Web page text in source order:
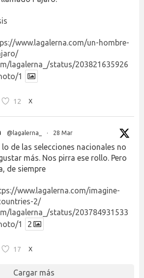
www.lagalerna.com/un-hombre-
lagalerna_/status/203821635926
1
12 X
@lagalerna_ · 28 Mar
de las selecciones nacionales no
más. Nos pirra ese rollo. Pero
de siempre
www.lagalerna.com/imagine-
2/
lagalerna_/status/203784931533
1
2
17 X
Cargar más